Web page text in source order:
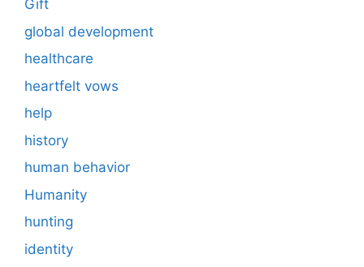
Gift
global development
healthcare
heartfelt vows
help
history
human behavior
Humanity
hunting
identity